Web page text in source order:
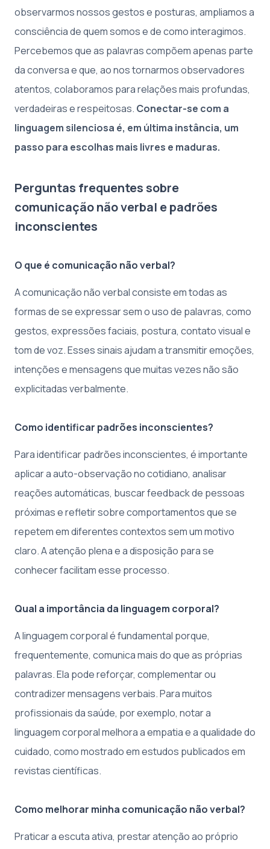
observarmos nossos gestos e posturas, ampliamos a
consciência de quem somos e de como interagimos.
Percebemos que as palavras compõem apenas parte
da conversa e que, ao nos tornarmos observadores
atentos, colaboramos para relações mais profundas,
verdadeiras e respeitosas. Conectar-se com a
linguagem silenciosa é, em última instância, um
passo para escolhas mais livres e maduras.
Perguntas frequentes sobre
comunicação não verbal e padrões
inconscientes
O que é comunicação não verbal?
A comunicação não verbal consiste em todas as
formas de se expressar sem o uso de palavras, como
gestos, expressões faciais, postura, contato visual e
tom de voz. Esses sinais ajudam a transmitir emoções,
intenções e mensagens que muitas vezes não são
explicitadas verbalmente.
Como identificar padrões inconscientes?
Para identificar padrões inconscientes, é importante
aplicar a auto-observação no cotidiano, analisar
reações automáticas, buscar feedback de pessoas
próximas e refletir sobre comportamentos que se
repetem em diferentes contextos sem um motivo
claro. A atenção plena e a disposição para se
conhecer facilitam esse processo.
Qual a importância da linguagem corporal?
A linguagem corporal é fundamental porque,
frequentemente, comunica mais do que as próprias
palavras. Ela pode reforçar, complementar ou
contradizer mensagens verbais. Para muitos
profissionais da saúde, por exemplo, notar a
linguagem corporal melhora a empatia e a qualidade do
cuidado, como mostrado em estudos publicados em
revistas científicas.
Como melhorar minha comunicação não verbal?
Praticar a escuta ativa, prestar atenção ao próprio